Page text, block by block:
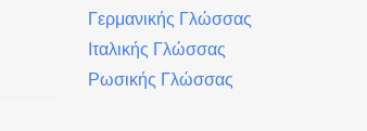
Γερμανικής Γλώσσας
Ιταλικής Γλώσσας
Ρωσικής Γλώσσας